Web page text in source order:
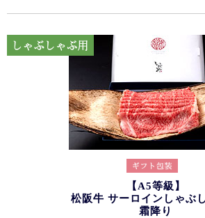
【A5等級】
松阪牛 サーロインしゃぶ
霜降り